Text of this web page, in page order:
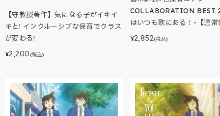
【守教授著作】気になる子がイキイ
キと! インクルーシブな保育でクラス
が変わる!
¥2,200 (税込)
COLLABORATION BEST
はいつも歌にある！-【通常
¥2,852(税込)